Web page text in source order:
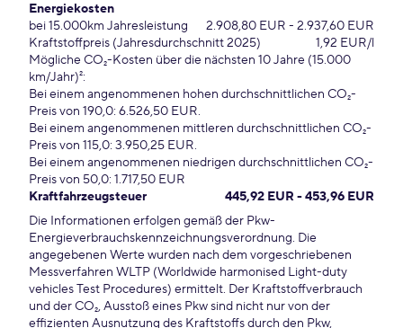
Energiekosten
bei 15.000km Jahresleistung
2.908,80 EUR - 2.937,60 EUR
Kraftstoffpreis (Jahresdurchschnitt 2025)
1,92 EUR/l
Mögliche CO₂-Kosten über die nächsten 10 Jahre (15.000
km/Jahr)²:
Bei einem angenommenen hohen durchschnittlichen CO₂-
Preis von 190,0: 6.526,50 EUR.
Bei einem angenommenen mittleren durchschnittlichen CO₂-
Preis von 115,0: 3.950,25 EUR.
Bei einem angenommenen niedrigen durchschnittlichen CO₂-
Preis von 50,0: 1.717,50 EUR
Kraftfahrzeugsteuer
445,92 EUR - 453,96 EUR
Die Informationen erfolgen gemäß der Pkw-
Energieverbrauchskennzeichnungsverordnung. Die
angegebenen Werte wurden nach dem vorgeschriebenen
Messverfahren WLTP (Worldwide harmonised Light-duty
vehicles Test Procedures) ermittelt. Der Kraftstoffverbrauch
und der CO₂, Ausstoß eines Pkw sind nicht nur von der
effizienten Ausnutzung des Kraftstoffs durch den Pkw,